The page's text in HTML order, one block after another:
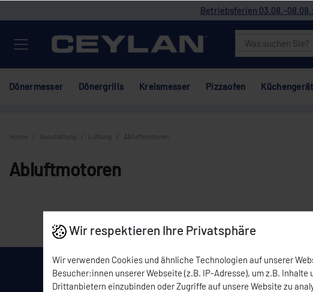
Betriebsferien 03.08.–08.08.:
Dönermesser Dönergrills Kreismesser Pizzaofen
Home Ausstattung Lüftung Abluftmotoren
Abluftmotoren
Wir respektieren Ihre Privatsphäre
Wir verwenden Cookies und ähnliche Technologien auf unserer
Besucher:innen unserer Webseite (z.B. IP-Adresse), um z.B.
Drittanbietern einzubinden oder Zugriffe auf unsere Website zu